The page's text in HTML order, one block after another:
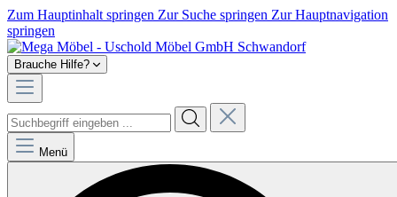
Zum Hauptinhalt springen Zur Suche springen Zur Hauptnavigation
springen
Brauche Hilfe?
Menü